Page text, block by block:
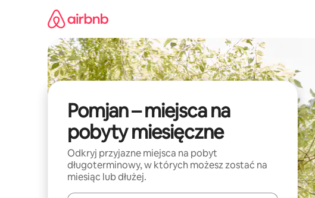
Pomjan – miejsca na
pobyty miesięczne
Odkryj przyjazne miejsca na pobyt
długoterminowy, w których możesz zostać na
miesiąc lub dłużej.